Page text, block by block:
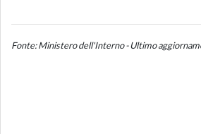
Fonte: Ministero dell'Interno - Ultimo